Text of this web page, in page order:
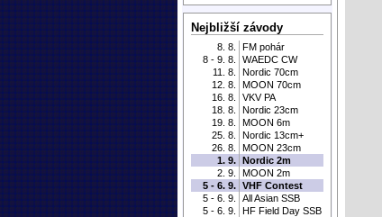
Nejbližší závody
8. 8.
FM pohár
8 - 9. 8.
WAEDC CW
11. 8.
Nordic 70cm
12. 8.
MOON 70cm
16. 8.
VKV PA
18. 8.
Nordic 23cm
19. 8.
MOON 6m
25. 8.
Nordic 13cm+
26. 8.
MOON 23cm
1. 9. Nordic 2m
2. 9.
MOON 2m
5 - 6. 9. VHF Contest
5 - 6. 9.
All Asian SSB
5 - 6. 9.
HF Field Day SSB